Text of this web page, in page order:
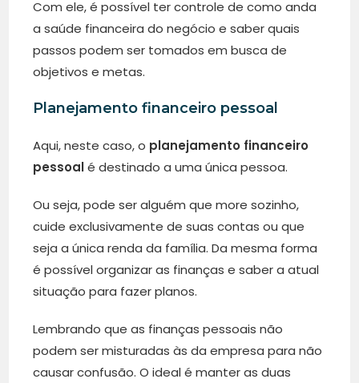
Com ele, é possível ter controle de como anda
a saúde financeira do negócio e saber quais
passos podem ser tomados em busca de
objetivos e metas.
Planejamento financeiro pessoal
Aqui, neste caso, o planejamento financeiro
pessoalé destinado a uma única pessoa.
Ou seja, pode ser alguém que more sozinho,
cuide exclusivamente de suas contas ou que
seja a única renda da família. Da mesma forma
é possível organizar as finanças e saber a atual
situação para fazer planos.
Lembrando que as finanças pessoais não
podem ser misturadas às da empresa para não
causar confusão. O ideal é manter as duas